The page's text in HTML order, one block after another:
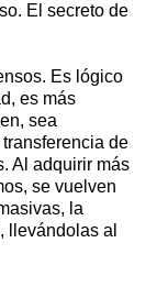
El secreto de
Es lógico
es más
sea
de
Al adquirir más
se vuelven
la
llevándolas al